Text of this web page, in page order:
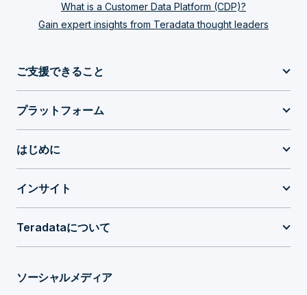
What is a Customer Data Platform (CDP)?
Gain expert insights from Teradata thought leaders
ご支援できること
プラットフォーム
はじめに
インサイト
Teradataについて
ソーシャルメディア